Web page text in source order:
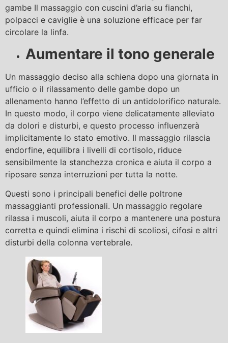
gambe Il massaggio con cuscini d’aria su fianchi,
polpacci e caviglie è una soluzione efficace per far
circolare la linfa.
Aumentare il tono generale
Un massaggio deciso alla schiena dopo una giornata in
ufficio o il rilassamento delle gambe dopo un
allenamento hanno l’effetto di un antidolorifico naturale.
In questo modo, il corpo viene delicatamente alleviato
da dolori e disturbi, e questo processo influenzerà
implicitamente lo stato emotivo. Il massaggio rilascia
endorfine, equilibra i livelli di cortisolo, riduce
sensibilmente la stanchezza cronica e aiuta il corpo a
riposare senza interruzioni per tutta la notte.
Questi sono i principali benefici delle poltrone
massaggianti professionali. Un massaggio regolare
rilassa i muscoli, aiuta il corpo a mantenere una postura
corretta e quindi elimina i rischi di scoliosi, cifosi e altri
disturbi della colonna vertebrale.